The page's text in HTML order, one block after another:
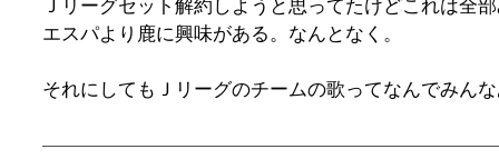
Ｊリーグセット解約しようと思ってたけどこれは全
エスパより鹿に興味がある。なんとなく。
それにしてもＪリーグのチームの歌ってなんでみん